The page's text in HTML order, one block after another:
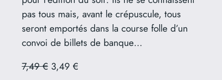
pas tous mais, avant le crépuscule, tous
seront emportés dans la course folle d’un
convoi de billets de banque…
7,49 €3,49 €